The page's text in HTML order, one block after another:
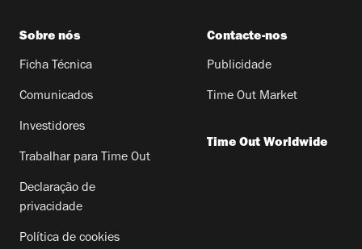
Sobre nós
Ficha Técnica
Comunicados
Investidores
Trabalhar para Time Out
Declaração de
privacidade
Política de cookies
Contacte-nos
Publicidade
Time Out Market
Time Out Worldwide